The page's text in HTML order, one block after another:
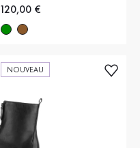
Nouveau prix
120,00 €
NOUVEAU